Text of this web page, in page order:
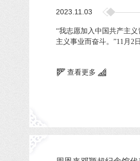
2023.11.03
“我志愿加入中国共产主
主义事业而奋斗。”11月2
查看更多